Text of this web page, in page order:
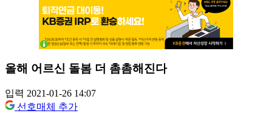
올해 어르신 돌봄 더 촘촘해진다
입력 2021-01-26 14:07
선호매체 추가